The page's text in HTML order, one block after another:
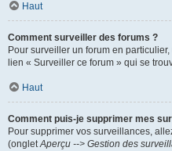
Haut
Comment surveiller des forums ?
Pour surveiller un forum en
lien « Surveiller ce forum » qui se
Haut
Comment puis-je supprimer mes
Pour supprimer vos surveillances,
(ongletAperçu --> Gestion des